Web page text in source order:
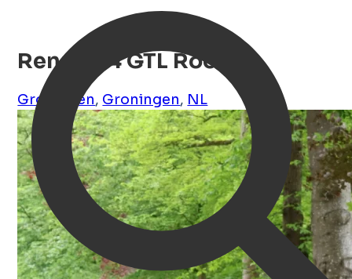
Renault 4 GTL Rood
Groningen, Groningen, NL